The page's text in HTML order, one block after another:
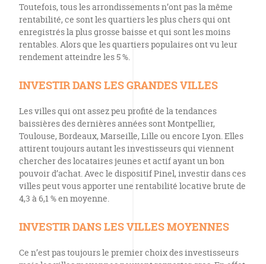
Toutefois, tous les arrondissements n’ont pas la même
rentabilité, ce sont les quartiers les plus chers qui ont
enregistrés la plus grosse baisse et qui sont les moins
rentables. Alors que les quartiers populaires ont vu leur
rendement atteindre les 5 %.
INVESTIR DANS LES GRANDES VILLES
Les villes qui ont assez peu profité de la tendances
baissières des dernières années sont Montpellier,
Toulouse, Bordeaux, Marseille, Lille ou encore Lyon. Elles
attirent toujours autant les investisseurs qui viennent
chercher des locataires jeunes et actif ayant un bon
pouvoir d’achat. Avec le dispositif Pinel, investir dans ces
villes peut vous apporter une rentabilité locative brute de
4,3 à 6,1 % en moyenne.
INVESTIR DANS LES VILLES MOYENNES
Ce n’est pas toujours le premier choix des investisseurs